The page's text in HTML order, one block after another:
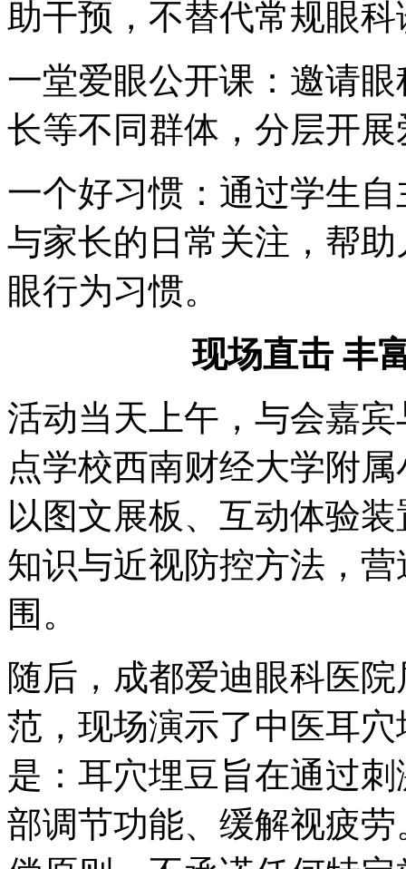
助干预，不替代常规眼科
一堂爱眼公开课：邀请
长等不同群体，分层开
一个好习惯：通过学生
与家长的日常关注，帮
眼行为习惯。
现场直击 丰
活动当天上午，与会嘉
点学校西南财经大学附
以图文展板、互动体验
知识与近视防控方法，
围。
随后，成都爱迪眼科医
范，现场演示了中医耳
是：耳穴埋豆旨在通过
部调节功能、缓解视疲